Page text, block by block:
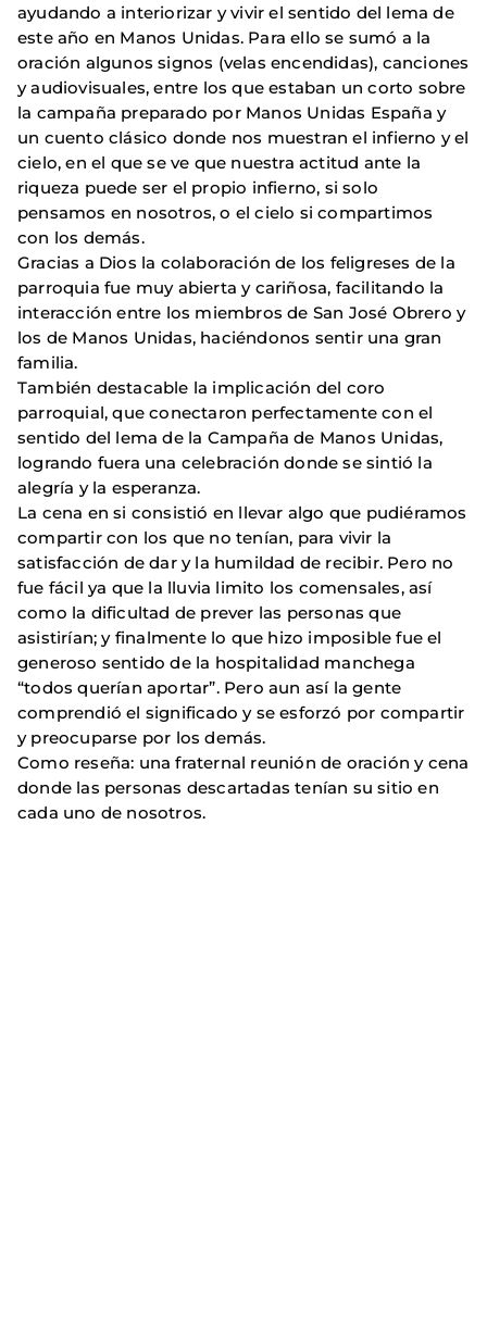
ayudando a interiorizar y vivir el sentido del lema de
este año en Manos Unidas. Para ello se sumó a la
oración algunos signos (velas encendidas), canciones
y audiovisuales, entre los que estaban un corto sobre
la campaña preparado por Manos Unidas España y
un cuento clásico donde nos muestran el infierno y el
cielo, en el que se ve que nuestra actitud ante la
riqueza puede ser el propio infierno, si solo
pensamos en nosotros, o el cielo si compartimos
con los demás.
Gracias a Dios la colaboración de los feligreses de la
parroquia fue muy abierta y cariñosa, facilitando la
interacción entre los miembros de San José Obrero y
los de Manos Unidas, haciéndonos sentir una gran
familia.
También destacable la implicación del coro
parroquial, que conectaron perfectamente con el
sentido del lema de la Campaña de Manos Unidas,
logrando fuera una celebración donde se sintió la
alegría y la esperanza.
La cena en si consistió en llevar algo que pudiéramos
compartir con los que no tenían, para vivir la
satisfacción de dar y la humildad de recibir. Pero no
fue fácil ya que la lluvia limito los comensales, así
como la dificultad de prever las personas que
asistirían; y finalmente lo que hizo imposible fue el
generoso sentido de la hospitalidad manchega
“todos querían aportar”. Pero aun así la gente
comprendió el significado y se esforzó por compartir
y preocuparse por los demás.
Como reseña: una fraternal reunión de oración y cena
donde las personas descartadas tenían su sitio en
cada uno de nosotros.